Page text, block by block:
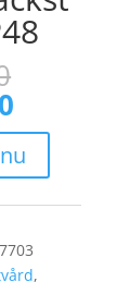
priset
var:
priset
är:
,